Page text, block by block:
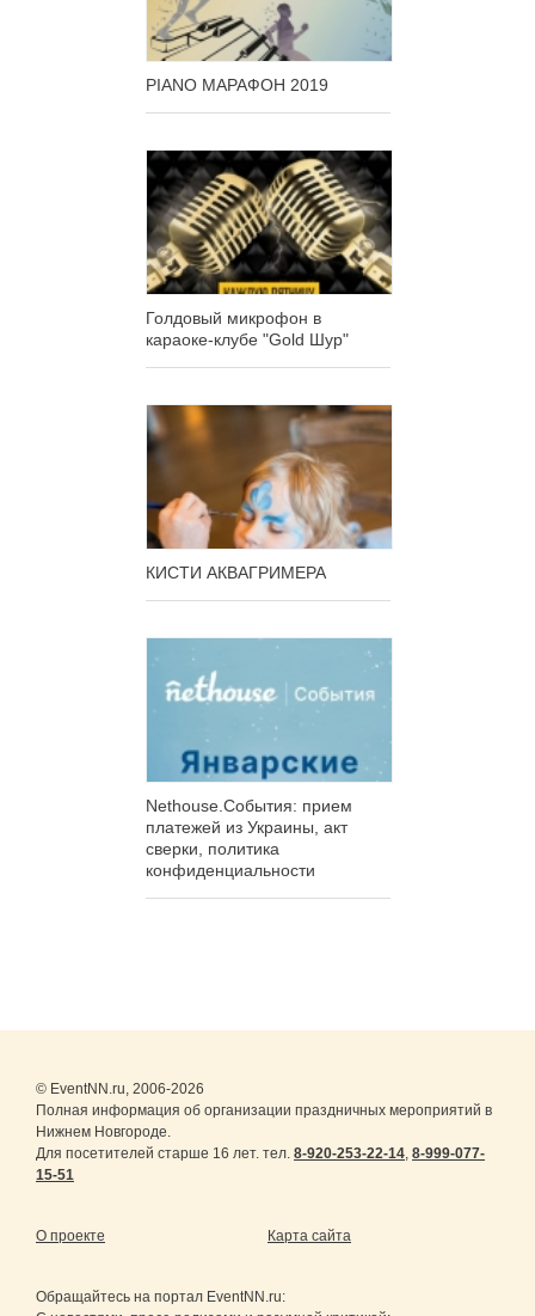
PIANO МАРАФОН 2019
Голдовый микрофон в
караоке-клубе "Gold Шур"
КИСТИ АКВАГРИМЕРА
Nethouse.События: прием
платежей из Украины, акт
сверки, политика
конфиденциальности
© EventNN.ru, 2006-2026
Полная информация об организации праздничных мероприятий в
Нижнем Новгороде.
Для посетителей старше 16 лет. тел. 8-920-253-22-14 8-999-077-
15-51
О проекте Карта сайта
Обращайтесь на портал EventNN.ru: